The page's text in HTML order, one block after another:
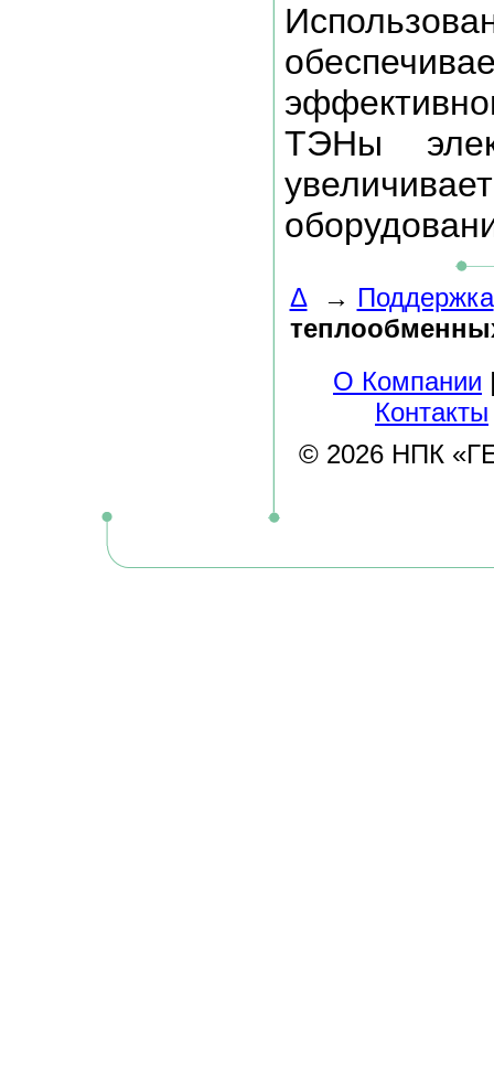
ТЭНы
Δ→ Поддержка
О Компании
Контакты
© 2026 НПК